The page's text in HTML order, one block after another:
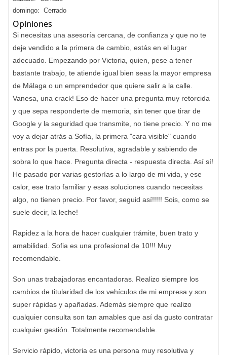
domingo: Cerrado
Opiniones
Si necesitas una asesoría cercana, de confianza y que no te
deje vendido a la primera de cambio, estás en el lugar
adecuado. Empezando por Victoria, quien, pese a tener
bastante trabajo, te atiende igual bien seas la mayor empresa
de Málaga o un emprendedor que quiere salir a la calle.
Vanesa, una crack! Eso de hacer una pregunta muy retorcida
y que sepa responderte de memoria, sin tener que tirar de
Google y la seguridad que transmite, no tiene precio. Y no me
voy a dejar atrás a Sofía, la primera "cara visible" cuando
entras por la puerta. Resolutiva, agradable y sabiendo de
sobra lo que hace. Pregunta directa - respuesta directa. Así sí!
He pasado por varias gestorías a lo largo de mi vida, y ese
calor, ese trato familiar y esas soluciones cuando necesitas
algo, no tienen precio. Por favor, seguid así!!!!! Sois, como se
suele decir, la leche!
Rapidez a la hora de hacer cualquier trámite, buen trato y
amabilidad. Sofia es una profesional de 10!!! Muy
recomendable.
Son unas trabajadoras encantadoras. Realizo siempre los
cambios de titularidad de los vehículos de mi empresa y son
super rápidas y apañadas. Además siempre que realizo
cualquier consulta son tan amables que así da gusto contratar
cualquier gestión. Totalmente recomendable.
Servicio rápido, victoria es una persona muy resolutiva y